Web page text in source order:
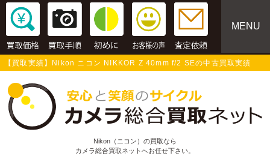
MENU
【買取実績】Nikon ニコン NIKKOR Z 40mm f/2 SEの中古買取実績
Nikon（ニコン）の買取なら
カメラ総合買取ネットへお任せ下さい。